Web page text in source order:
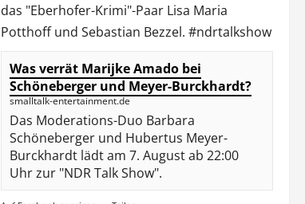
das "Eberhofer-Krimi"-Paar Lisa Maria
Potthoff und Sebastian Bezzel. #ndrtalkshow
Was verrät Marijke Amado bei
Schöneberger und Meyer-Burckhardt?
smalltalk-entertainment.de
Das Moderations-Duo Barbara
Schöneberger und Hubertus Meyer-
Burckhardt lädt am 7. August ab 22:00
Uhr zur "NDR Talk Show".